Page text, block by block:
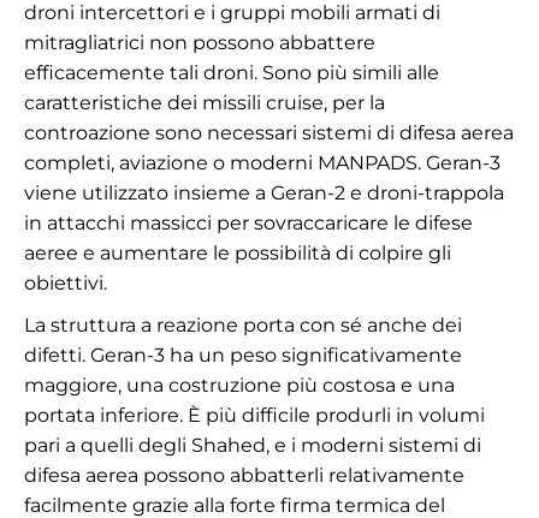
droni intercettori e i gruppi mobili armati di
mitragliatrici non possono abbattere
efficacemente tali droni. Sono più simili alle
caratteristiche dei missili cruise, per la
controazione sono necessari sistemi di difesa aerea
completi, aviazione o moderni MANPADS. Geran-3
viene utilizzato insieme a Geran-2 e droni-trappola
in attacchi massicci per sovraccaricare le difese
aeree e aumentare le possibilità di colpire gli
obiettivi.
La struttura a reazione porta con sé anche dei
difetti. Geran-3 ha un peso significativamente
maggiore, una costruzione più costosa e una
portata inferiore. È più difficile produrli in volumi
pari a quelli degli Shahed, e i moderni sistemi di
difesa aerea possono abbatterli relativamente
facilmente grazie alla forte firma termica del